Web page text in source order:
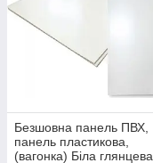
Безшовна панель ПВХ,
панель пластикова,
(вагонка) Біла глянцева